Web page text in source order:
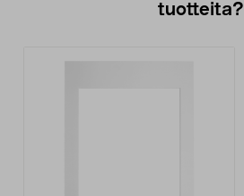
tuotteita?